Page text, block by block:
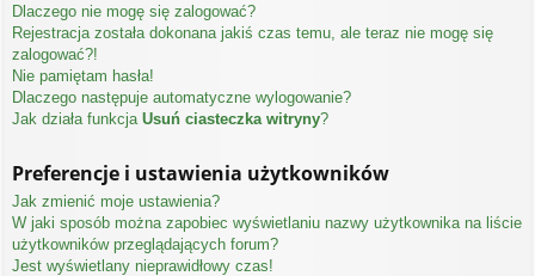
Dlaczego nie mogę się zalogować?
Rejestracja została dokonana jakiś czas temu, ale teraz nie mogę się
zalogować?!
Nie pamiętam hasła!
Dlaczego następuje automatyczne wylogowanie?
Jak działa funkcja Usuń ciasteczka witryny?
Preferencje i ustawienia użytkowników
Jak zmienić moje ustawienia?
W jaki sposób można zapobiec wyświetlaniu nazwy użytkownika na liście
użytkowników przeglądających forum?
Jest wyświetlany nieprawidłowy czas!